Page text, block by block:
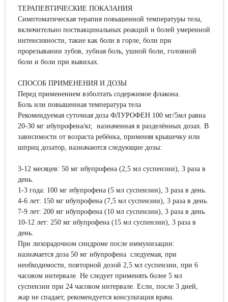
ТЕРАПЕВТИЧЕСКИЕ ПОКАЗАНИЯ
Симптоматическая терапия повышенной температуры тела,
включительно поствакцинальных реакций и болей умеренной
интенсивности, такие как боли в горле, боли при
прорезывании зубов, зубная боль, ушной боли, головной
боли и боли при вывихах.
СПОСОБ ПРИМЕНЕНИЯ И ДОЗЫ
Перед применением взболтать содержимое флакона.
Боль или повышенная температура тела
Рекомендуемая суточная доза ФЛУРОФЕН 100 мг/5мл равна
20-30 мг ибупрофена/кг, назначенная в разделённых дозах. В
зависимости от возраста ребёнка, применяя крышечку или
шприц дозатор, назначаются следующие дозы:
3-12 месяцев: 50 мг ибупрофена (2,5 мл суспензии), 3 раза в
день.
1-3 года: 100 мг ибупрофена (5 мл суспензии), 3 раза в день.
4-6 лет: 150 мг ибупрофена (7,5 мл суспензии), 3 раза в день.
7-9 лет: 200 мг ибупрофена (10 мл суспензии), 3 раза в день.
10-12 лет: 250 мг ибупрофена (15 мл суспензии), 3 раза в
день.
При лихорадочном синдроме после иммунизации:
назначается доза 50 мг ибупрофена следуемая, при
необходимости, повторной дозой 2,5 мл суспензии, при 6
часовом интервале. Не следует применять более 5 мл
суспензии при 24 часовом интервале. Если, после 3 дней,
жар не спадает, рекомендуется консультация врача.